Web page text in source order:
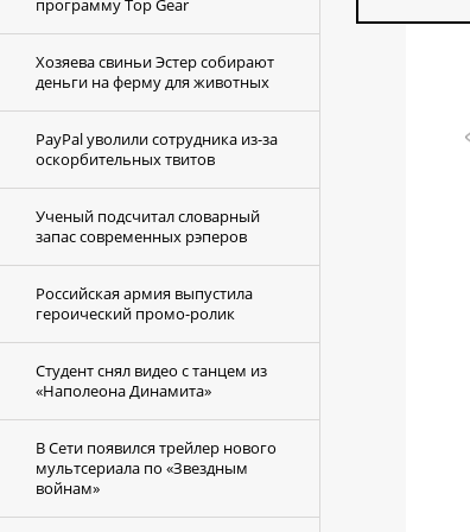
программу Top Gear
Хозяева свиньи Эстер собирают
деньги на ферму для животных
PayPal уволили сотрудника из-за
оскорбительных твитов
Ученый подсчитал словарный
запас современных рэперов
Российская армия выпустила
героический промо-ролик
Студент снял видео с танцем из
«Наполеона Динамита»
В Сети появился трейлер нового
мультсериала по «Звездным
войнам»